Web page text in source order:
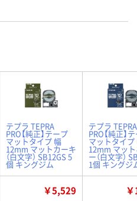
テプラ TEPRA
PRO【純正】テープ
マットタイプ 幅
12mm マットカーキ
（白文字） SB12GS 5
個 キングジム
テプラ TEPRA
PRO【純正】
マットタイプ
12mm マッ
ー（白文字）
1個 キングジ
￥5,529